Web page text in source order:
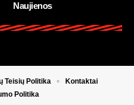
Naujienos
Teisių Politika
Kontaktai
Politika